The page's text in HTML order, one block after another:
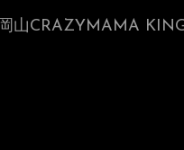
岡山CRAZYMAMA